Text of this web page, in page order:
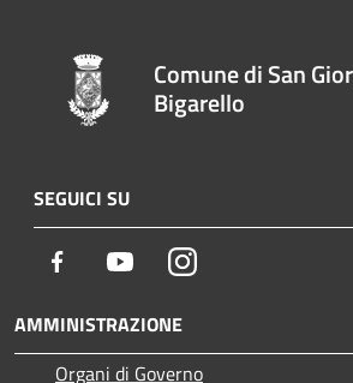
Comune di San
Bigarello
SEGUICI SU
Facebook YoutubeInstagram
AMMINISTRAZIONE
Organi di Governo